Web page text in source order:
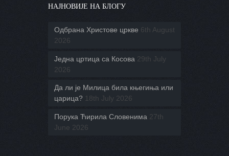
НАЈНОВИЈЕ НА БЛОГУ
Одбрана Христове цркве 6th August
2026
Једна цртица са Косова 29th July
2026
Да ли је Милица била књегиња или
царица? 18th July 2026
Порука Ћирила Словенима 27th
June 2026